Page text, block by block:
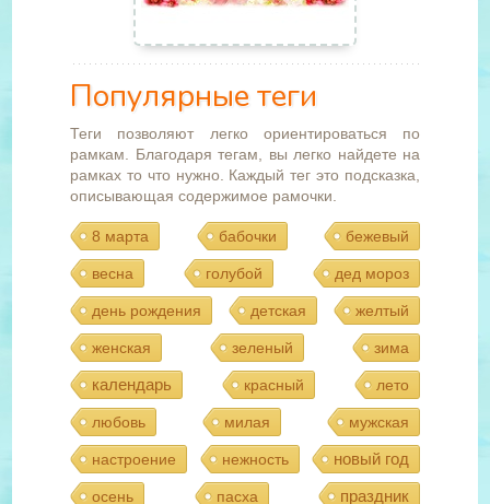
Популярные теги
Теги позволяют легко ориентироваться по
рамкам. Благодаря тегам, вы легко найдете на
рамках то что нужно. Каждый тег это подсказка,
описывающая содержимое рамочки.
8 марта бабочки бежевый
весна голубой дед мороз
день рождения детская желтый
женская зеленый зима
календарь красный лето
любовь милая мужская
настроение нежность новый год
осень пасха праздник